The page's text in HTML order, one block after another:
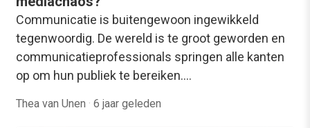
Communicatie is buitengewoon ingewikkeld
tegenwoordig. De wereld is te groot geworden en
communicatieprofessionals springen alle kanten
op om hun publiek te bereiken.…
Thea van Unen · 6 jaar geleden